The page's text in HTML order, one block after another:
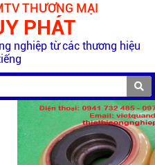
THƯƠNG MẠI
PHÁT
nghiệp từ các thương hiệu